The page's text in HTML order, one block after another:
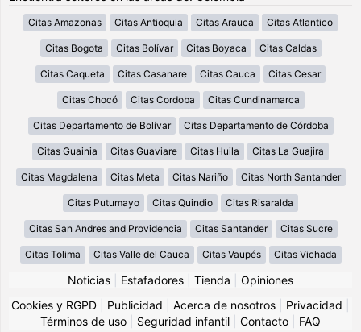
Citas Amazonas Citas Antioquia Citas Arauca Citas Atlantico
Citas Bogota Citas Bolívar Citas Boyaca Citas Caldas
Citas Caqueta Citas Casanare Citas Cauca Citas Cesar
Citas Chocó Citas Cordoba Citas Cundinamarca
Citas Departamento de Bolívar Citas Departamento de Córdoba
Citas Guainia Citas Guaviare Citas Huila Citas La Guajira
Citas Magdalena Citas Meta Citas Nariño Citas North Santander
Citas Putumayo Citas Quindio Citas Risaralda
Citas San Andres and Providencia Citas Santander Citas Sucre
Citas Tolima Citas Valle del Cauca Citas Vaupés Citas Vichada
Noticias Estafadores Tienda
Opiniones
Cookies y RGPD
Publicidad Acerca de nosotros Privacidad
Términos de uso
Seguridad infantil Contacto FAQ